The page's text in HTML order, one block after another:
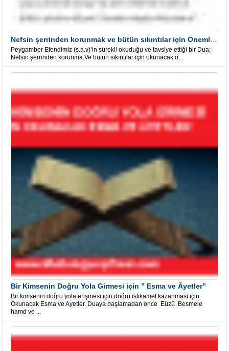
Peygamber Efendimiz (s.a.v)’in sürekli okuduğu ve tavsiye ettiği bir Dua;
Nefsin şerrinden korunma.Ve bütün sıkıntılar için okunacak ö...
Bir Kimsenin Doğru Yola Girmesi için ” Esma ve Âyetler”
Bir kimsenin doğru yola erişmesi için,doğru istikamet kazanması için
Okunacak Esma ve Ayetler. Duaya başlamadan önce Eûzü Besmele
hamd ve ...